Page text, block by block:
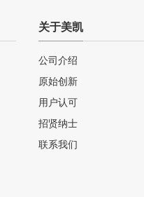
关于美凯
公司介绍
原始创新
用户认可
招贤纳士
联系我们